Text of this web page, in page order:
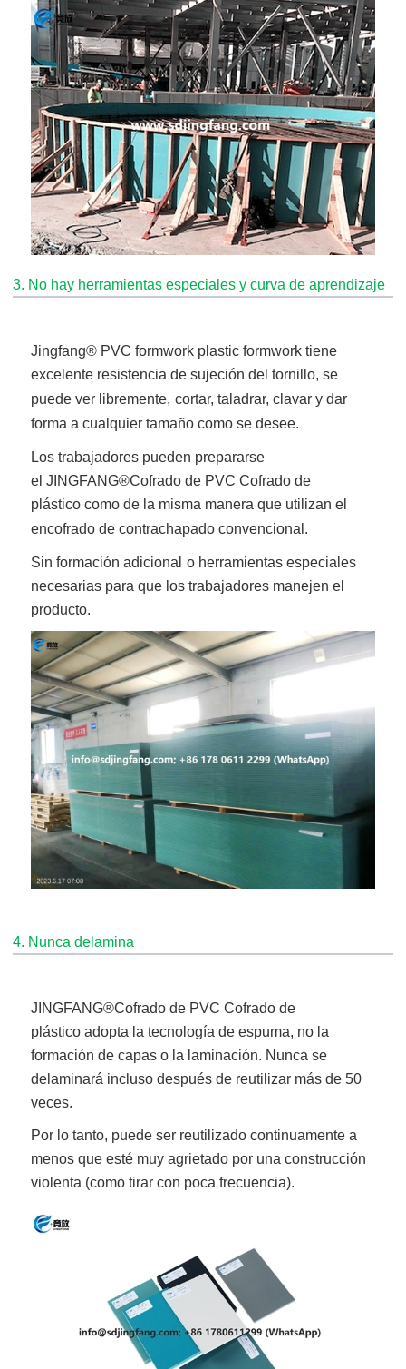
3. No hay herramientas especiales y curva de aprendizaje
Jingfang® PVC formwork plastic formwork tiene
excelente resistencia de sujeción del tornillo, se
puede ver libremente, cortar, taladrar, clavar y dar
forma a cualquier tamaño como se desee.
Los trabajadores pueden prepararse
elJINGFANG®Cofrado de PVC Cofrado de
plástico como de la misma manera que utilizan el
encofrado de contrachapado convencional.
Sin formación adicional
o herramientas especiales
necesarias para que los trabajadores manejen el
producto.
4. Nunca delamina
JINGFANG®Cofrado de PVC Cofrado de
plástico adopta la tecnología de espuma, no la
formación de capas o la laminación. Nunca se
delaminará incluso después de reutilizar más de 50
veces.
Por lo tanto, puede ser reutilizado continuamente a
menos que esté muy agrietado por una construcción
violenta (como tirar con poca frecuencia).